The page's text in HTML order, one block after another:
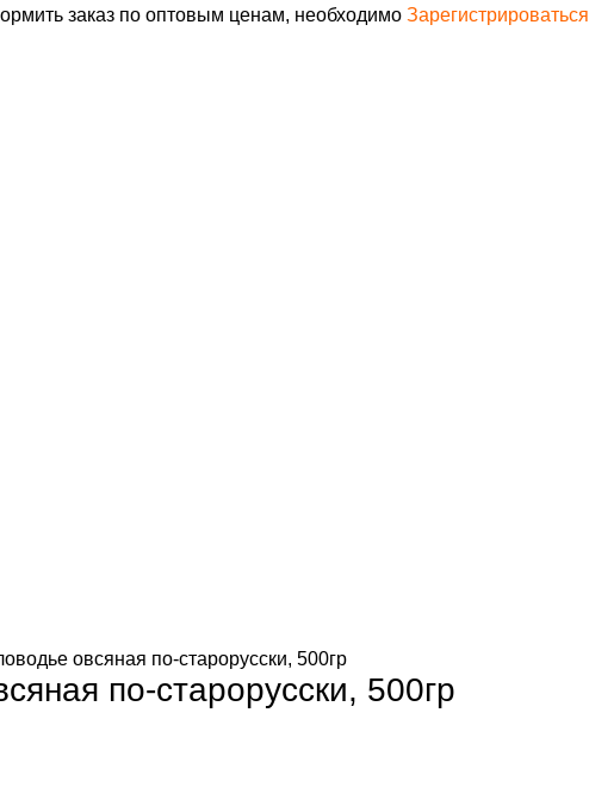
заказ по оптовым ценам, необходимо Зарегистрироваться
овсяная по-старорусски, 500гр
по-старорусски, 500гр